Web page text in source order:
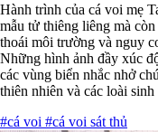
Hành trình của cá voi mẹ
mẫu tử thiêng liêng mà
thoái môi trường và nguy
Những hình ảnh đầy xúc
các vùng biển nhắc nhở
thiên nhiên và các loài
#cá voi #cá voi sát thủ